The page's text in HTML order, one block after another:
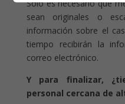
Sólo es necesario que
sean originales o
información sobre el
tiempo recibirán la
correo electrónico.
Y para finalizar,
personal cercana de